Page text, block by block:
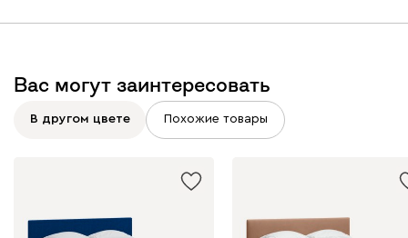
Терра
Вас могут заинтересовать
В другом цвете Похожие товары